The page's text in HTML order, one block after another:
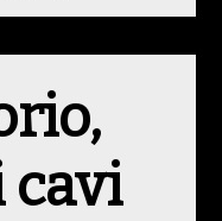
cavi